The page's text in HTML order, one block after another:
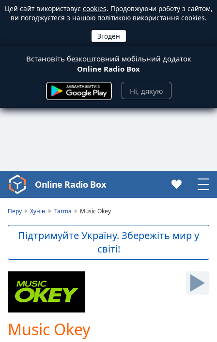
Цей сайт використовує cookies. Продовжуючи роботу з сайтом,
ви погоджуєтеся з нашою політикою використання cookies.
Встановіть безкоштовний мобільний додаток
Online Radio Box
Ні, дякую
Video
Player
Video
Skip
Skip
Forward
Mute
Online Radio Box
Перу Хунін Tarma Music Okey
Підтримуйте Україну. Збережіть мир у
світі!
Music Okey